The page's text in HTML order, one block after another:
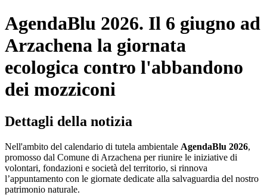
AgendaBlu 2026. Il 6 giugno ad
Arzachena la giornata
ecologica contro l'abbandono
dei mozziconi
Dettagli della notizia
Nell'ambito del calendario di tutela ambientale AgendaBlu 2026,
promosso dal Comune di Arzachena per riunire le iniziative di
volontari, fondazioni e società del territorio, si rinnova
l’appuntamento con le giornate dedicate alla salvaguardia del nostro
patrimonio naturale.